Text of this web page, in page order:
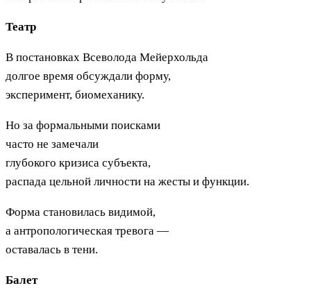
Театр
В постановках Всеволода Мейерхольда
долгое время обсуждали форму,
эксперимент, биомеханику.
Но за формальными поисками
часто не замечали
глубокого кризиса субъекта,
распада цельной личности на жесты и функции.
Форма становилась видимой,
а антропологическая тревога —
оставалась в тени.
Балет